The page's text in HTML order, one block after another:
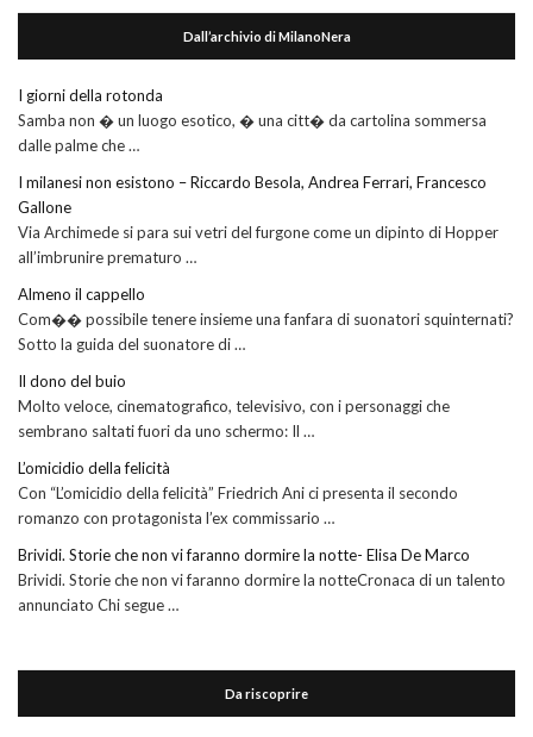
Dall’archivio di MilanoNera
I giorni della rotonda
Samba non � un luogo esotico, � una citt� da cartolina sommersa
dalle palme che …
I milanesi non esistono – Riccardo Besola, Andrea Ferrari, Francesco
Gallone
Via Archimede si para sui vetri del furgone come un dipinto di Hopper
all’imbrunire prematuro …
Almeno il cappello
Com�� possibile tenere insieme una fanfara di suonatori squinternati?
Sotto la guida del suonatore di …
Il dono del buio
Molto veloce, cinematografico, televisivo, con i personaggi che
sembrano saltati fuori da uno schermo: Il …
L’omicidio della felicità
Con “L’omicidio della felicità” Friedrich Ani ci presenta il secondo
romanzo con protagonista l’ex commissario …
Brividi. Storie che non vi faranno dormire la notte- Elisa De Marco
Brividi. Storie che non vi faranno dormire la notteCronaca di un talento
annunciato Chi segue …
Da riscoprire